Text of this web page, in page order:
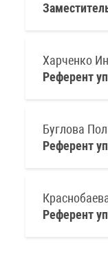
Харченко
Референт
Буглова
Референт
Референт